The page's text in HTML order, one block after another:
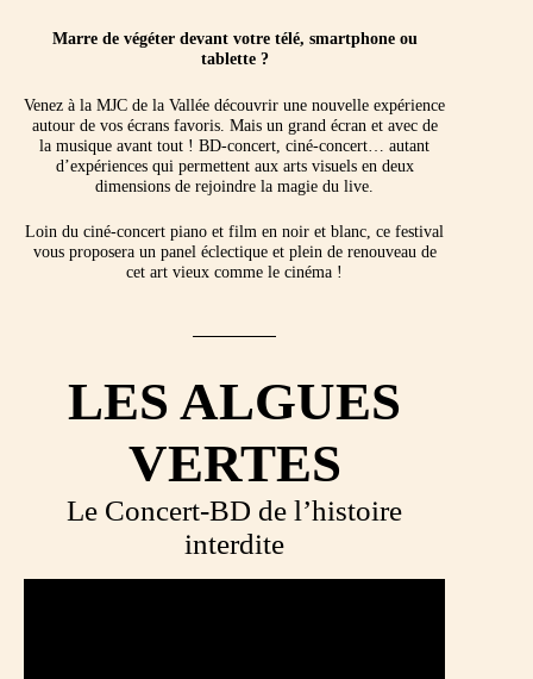
Marre de végéter devant votre télé, smartphone ou
tablette ?
Venez à la MJC de la Vallée découvrir une nouvelle expérience
autour de vos écrans favoris. Mais un grand écran et avec de
la musique avant tout ! BD-concert, ciné-concert… autant
d’expériences qui permettent aux arts visuels en deux
dimensions de rejoindre la magie du live.
Loin du ciné-concert piano et film en noir et blanc, ce festival
vous proposera un panel éclectique et plein de renouveau de
cet art vieux comme le cinéma !
LES ALGUES
VERTES
Le Concert-BD de l’histoire
interdite